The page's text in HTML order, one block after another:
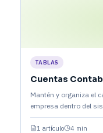
TABLAS
Cuentas
Mantén y organiza el
empresa dentro del
1 artículo 4 min